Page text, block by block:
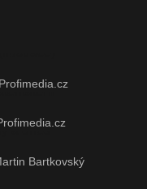
Bartkovský